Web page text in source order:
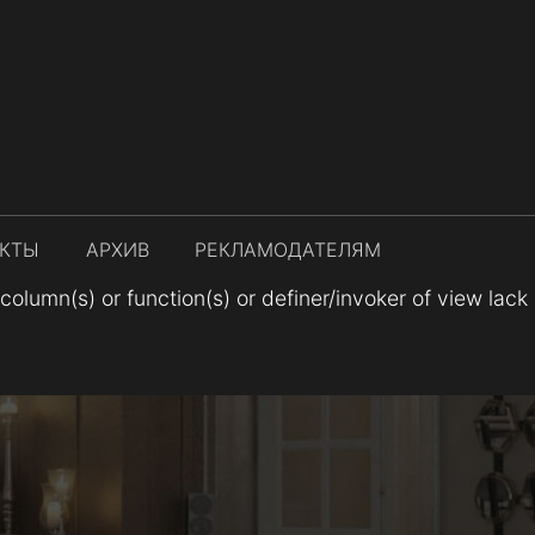
АРХИВ РЕКЛАМОДАТЕЛЯМ
or function(s) or definer/invoker of view lack